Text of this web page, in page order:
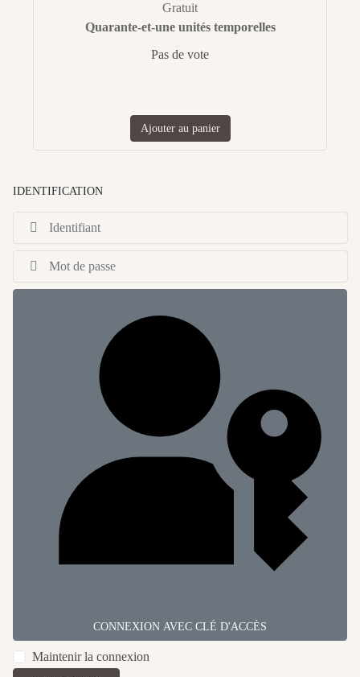
Gratuit
Quarante-et-une unités temporelles
Pas de vote
Ajouter au panier
IDENTIFICATION
CONNEXION AVEC CLÉ D'ACCÈS
Maintenir la connexion